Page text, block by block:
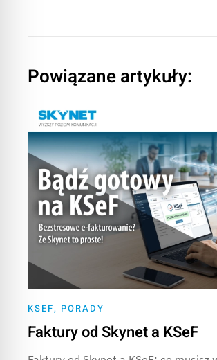
Powiązane artykuły:
KSEF, PORADY
Faktury od Skynet a KSeF